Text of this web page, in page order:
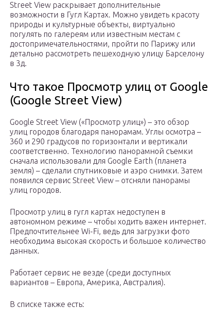
Street View раскрывает дополнительные
возможности в Гугл Картах. Можно увидеть красоту
природы и культурные объекты, виртуально
погулять по галереям или известным местам с
достопримечательностями, пройти по Парижу или
детально рассмотреть пешеходную улицу Барселону
в 3д.
Что такое Просмотр улиц от Google
(Google Street View)
Google Street View («Просмотр улиц») – это обзор
улиц городов благодаря панорамам. Углы осмотра –
360 и 290 градусов по горизонтали и вертикали
соответственно. Технологию панорамной съемки
сначала использовали для Google Earth (планета
земля) – сделали спутниковые и аэро снимки. Затем
появился сервис Street View – отсняли панорамы
улиц городов.
Просмотр улиц в гугл картах недоступен в
автономном режиме – чтобы ходить важен интернет.
Предпочтительнее Wi-Fi, ведь для загрузки фото
необходима высокая скорость и большое количество
данных.
Работает сервис не везде (среди доступных
вариантов – Европа, Америка, Австралия).
В списке также есть: